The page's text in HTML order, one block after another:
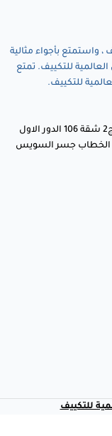
، واستمتع بأجواء مثالية
للتكييف. تمتع
للتكييف.
للتكييف